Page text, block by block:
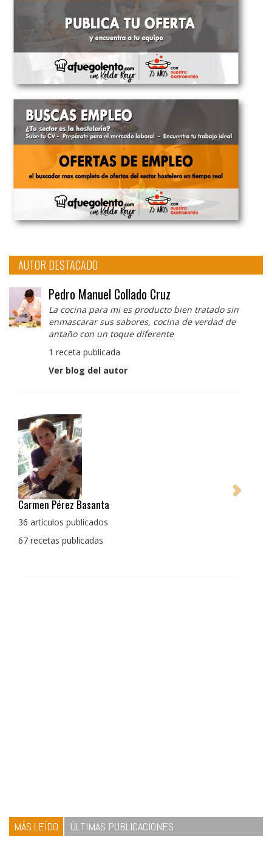
AUTOR DESTACADO
Pedro Manuel Collado Cruz
La cocina para mi es producto bien tratado sin
enmascarar sus sabores, cocina de verdad de
antaño con un toque diferente
1 receta publicada
Ver blog del autor
Pedro Manuel Collado Cruz
La cocina para mi es producto bien tratado sin
con un toque diferente